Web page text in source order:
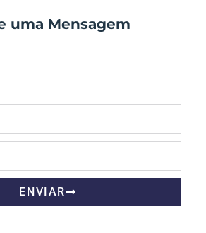
uma Mensagem
ENVIAR